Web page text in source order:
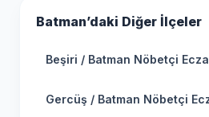
Batman’daki Diğer İlçeler
Beşiri / Batman Nöbetçi
Gercüş / Batman Nöbetçi